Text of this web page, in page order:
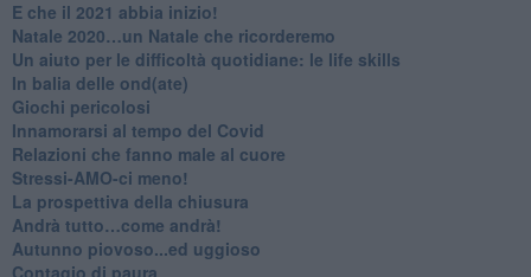
​E che il 2021 abbia inizio!
​Natale 2020…un Natale che ricorderemo
Un aiuto per le difficoltà quotidiane: le life skills
​In balia delle ond(ate)
Giochi pericolosi
Innamorarsi al tempo del Covid
​Relazioni che fanno male al cuore
​Stressi-AMO-ci meno!
​La prospettiva della chiusura
​Andrà tutto…come andrà!
Autunno piovoso...ed uggioso
​Contagio di paura